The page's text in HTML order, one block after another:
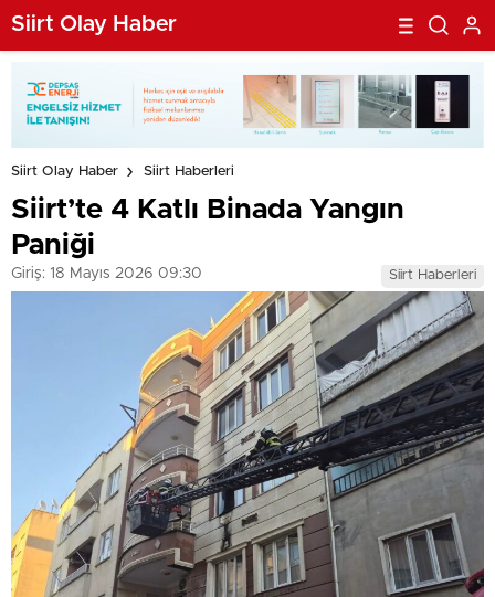
Siirt Olay Haber
Siirt Olay Haber Siirt Haberleri
Siirt’te 4 Katlı Binada Yangın
Paniği
Giriş: 18 Mayıs 2026 09:30 Siirt Haberleri